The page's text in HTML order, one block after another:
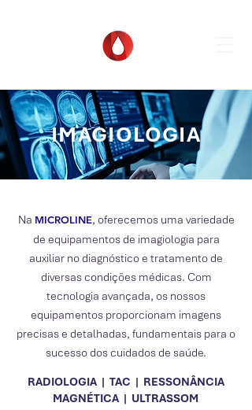
IMAGIOLOGIA
Na MICROLINE, oferecemos uma variedade
de equipamentos de imagiologia para
auxiliar no diagnóstico e tratamento de
diversas condições médicas. Com
tecnologia avançada, os nossos
equipamentos proporcionam imagens
precisas e detalhadas, fundamentais para o
sucesso dos cuidados de saúde.
RADIOLOGIA | TAC | RESSONÂNCIA
MAGNÉTICA | ULTRASSOM